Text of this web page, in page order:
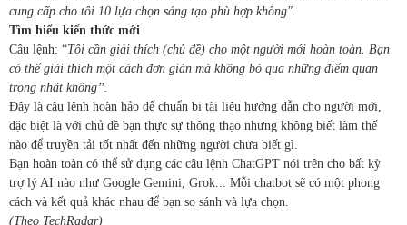
cung cấp cho tôi 10 lựa chọn sáng tạo phù hợp không".
Tìm hiểu kiến thức mới
Câu lệnh: “Tôi cần giải thích (chủ đề) cho một người mới hoàn toàn. Bạn
có thể giải thích một cách đơn giản mà không bỏ qua những điểm quan
trọng nhất không”.
Đây là câu lệnh hoàn hảo để chuẩn bị tài liệu hướng dẫn cho người mới,
đặc biệt là với chủ đề bạn thực sự thông thạo nhưng không biết làm thế
nào để truyền tải tốt nhất đến những người chưa biết gì.
Bạn hoàn toàn có thể sử dụng các câu lệnh ChatGPT nói trên cho bất kỳ
trợ lý AI nào như Google Gemini, Grok... Mỗi chatbot sẽ có một phong
cách và kết quả khác nhau để bạn so sánh và lựa chọn.
(Theo TechRadar)